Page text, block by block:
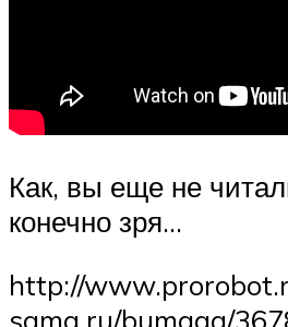
Как, вы еще не
конечно зря…
http://
sama.ru/bumaga/